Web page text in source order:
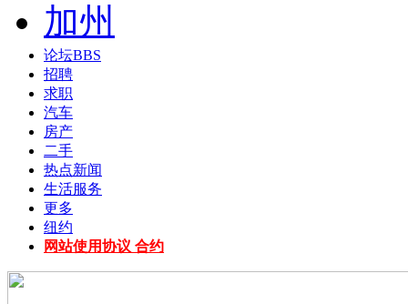
加州
论坛BBS
招聘
求职
汽车
房产
二手
热点新闻
生活服务
更多
纽约
网站使用协议 合约